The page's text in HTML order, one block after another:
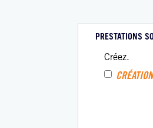
PRESTATIONS
Créez.
CRÉATION